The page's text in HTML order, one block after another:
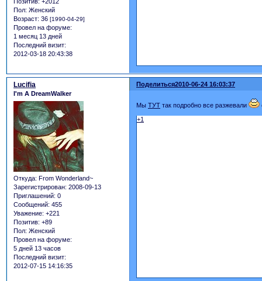
Позитив: +2012
Пол: Женский
Возраст: 36 [1990-04-29]
Провел на форуме:
1 месяц 13 дней
Последний визит:
2012-03-18 20:43:38
Поделиться2010-06-24 16:03:37
Lucifia
I'm A DreamWalker
Откуда: From Wonderland~
Зарегистрирован: 2008-09-13
Приглашений: 0
Сообщений: 455
Уважение: +221
Позитив: +89
Пол: Женский
Провел на форуме:
5 дней 13 часов
Последний визит:
2012-07-15 14:16:35
МыТУТ так подробно все разжевали
+1